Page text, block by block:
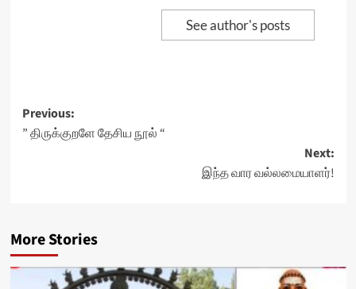
See author's posts
Post
navigation
Previous:
” திருக்குறளே தேசிய நூல் “
Next:
இந்த வார வல்லமையாளர்!
More Stories